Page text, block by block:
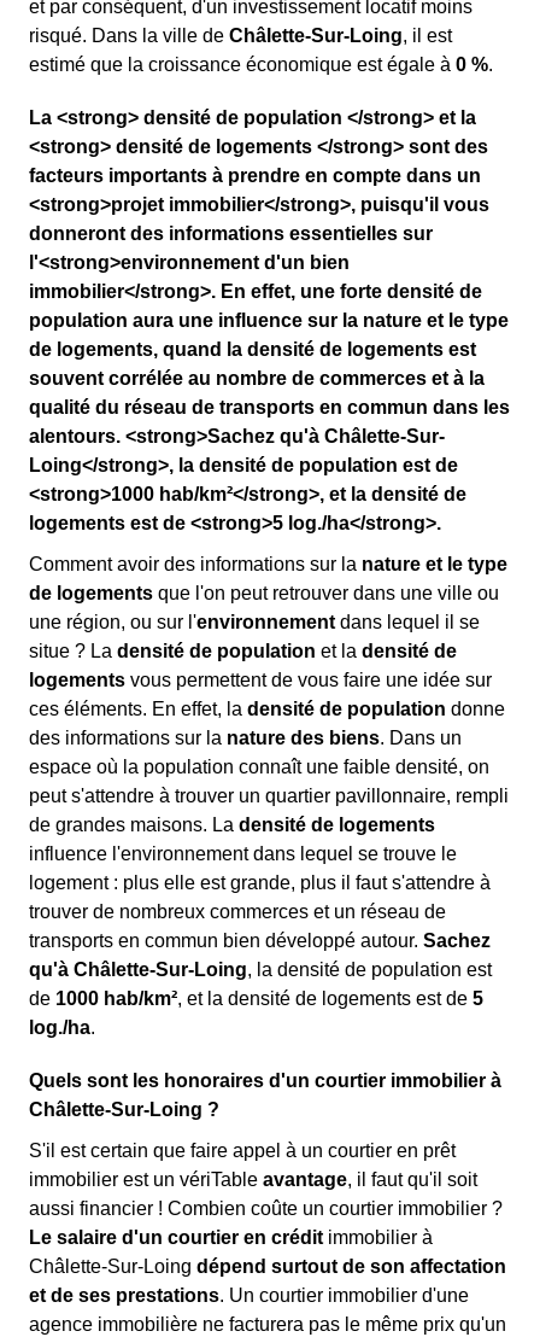
et par conséquent, d'un investissement locatif moins
risqué. Dans la ville de Châlette-Sur-Loing, il est
estimé que la croissance économique est égale à 0 %.
La <strong> densité de population </strong> et la
<strong> densité de logements </strong> sont des
facteurs importants à prendre en compte dans un
<strong>projet immobilier</strong>, puisqu'il vous
donneront des informations essentielles sur
l'<strong>environnement d'un bien
immobilier</strong>. En effet, une forte densité de
population aura une influence sur la nature et le type
de logements, quand la densité de logements est
souvent corrélée au nombre de commerces et à la
qualité du réseau de transports en commun dans les
alentours. <strong>Sachez qu'à Châlette-Sur-
Loing</strong>, la densité de population est de
<strong>1000 hab/km²</strong>, et la densité de
logements est de <strong>5 log./ha</strong>.
Comment avoir des informations sur la nature et le type
de logements que l'on peut retrouver dans une ville ou
une région, ou sur l'environnement dans lequel il se
situe ? La densité de population et la densité de
logements vous permettent de vous faire une idée sur
ces éléments. En effet, la densité de population donne
des informations sur la nature des biens. Dans un
espace où la population connaît une faible densité, on
peut s'attendre à trouver un quartier pavillonnaire, rempli
de grandes maisons. La densité de logements
influence l'environnement dans lequel se trouve le
logement : plus elle est grande, plus il faut s'attendre à
trouver de nombreux commerces et un réseau de
transports en commun bien développé autour. Sachez
qu'à Châlette-Sur-Loing, la densité de population est
de 1000 hab/km², et la densité de logements est de 5
log./ha.
Quels sont les honoraires d'un courtier immobilier à
Châlette-Sur-Loing ?
S'il est certain que faire appel à un courtier en prêt
immobilier est un vériTable avantage, il faut qu'il soit
aussi financier ! Combien coûte un courtier immobilier ?
Le salaire d'un courtier en crédit immobilier à
Châlette-Sur-Loing dépend surtout de son affectation
et de ses prestations. Un courtier immobilier d'une
agence immobilière ne facturera pas le même prix qu'un